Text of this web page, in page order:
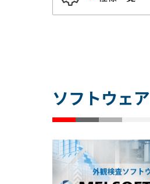
ソフトウェア